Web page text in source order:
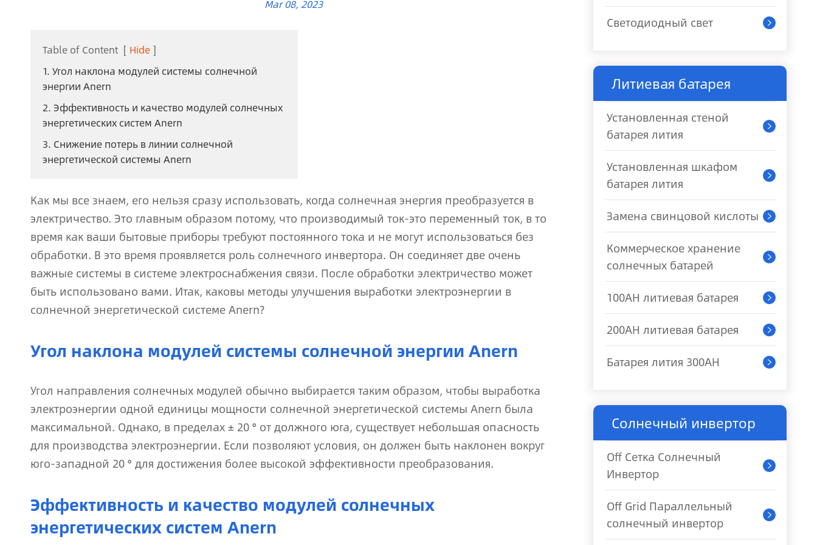
Mar 08, 2023
Table of Content [ Hide ]
1. Угол наклона модулей системы солнечной
энергии Anern
2. Эффективность и качество модулей солнечных
энергетических систем Anern
3. Снижение потерь в линии солнечной
энергетической системы Anern
Как мы все знаем, его нельзя сразу использовать, когда солнечная энергия преобразуется в
электричество. Это главным образом потому, что производимый ток-это переменный ток, в то
время как ваши бытовые приборы требуют постоянного тока и не могут использоваться без
обработки. В это время проявляется роль солнечного инвертора. Он соединяет две очень
важные системы в системе электроснабжения связи. После обработки электричество может
быть использовано вами. Итак, каковы методы улучшения выработки электроэнергии в
солнечной энергетической системе Anern?
Угол наклона модулей системы солнечной энергии Anern
Угол направления солнечных модулей обычно выбирается таким образом, чтобы выработка
электроэнергии одной единицы мощности солнечной энергетической системы Anern была
максимальной. Однако, в пределах ± 20 ° от должного юга, существует небольшая опасность
для производства электроэнергии. Если позволяют условия, он должен быть наклонен вокруг
юго-западной 20 ° для достижения более высокой эффективности преобразования.
Эффективность и качество модулей солнечных
энергетических систем Anern
Светодиодный свет 
Литиевая батарея
Установленная стеной
батарея лития

Установленная шкафом
батарея лития

Замена свинцовой кислоты 
Коммерческое хранение
солнечных батарей

100AH литиевая батарея 
200AH литиевая батарея 
Батарея лития 300AH 
Солнечный инвертор
Off Сетка Солнечный
Инвертор

Off Grid Параллельный
солнечный инвертор
